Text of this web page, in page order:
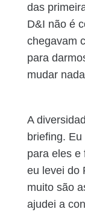
das
D&I não é
chegavam
para
mudar
A
briefing.
para eles e
eu levei do
muito são
ajudei a